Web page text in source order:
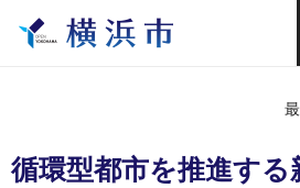
循環型都市を推進する